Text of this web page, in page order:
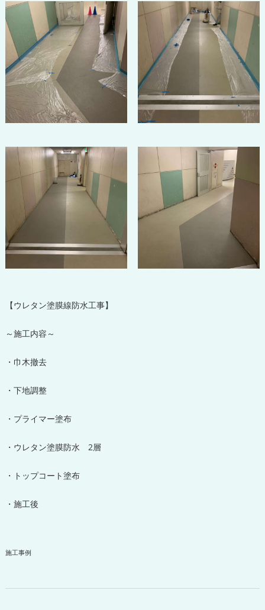
【ウレタン塗膜線防水工事】
～施工内容～
・巾木撤去
・下地調整
・プライマー塗布
・ウレタン塗膜防水 2層
・トップコート塗布
・施工後
施工事例